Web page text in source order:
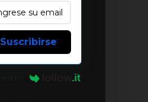
Suscribirse